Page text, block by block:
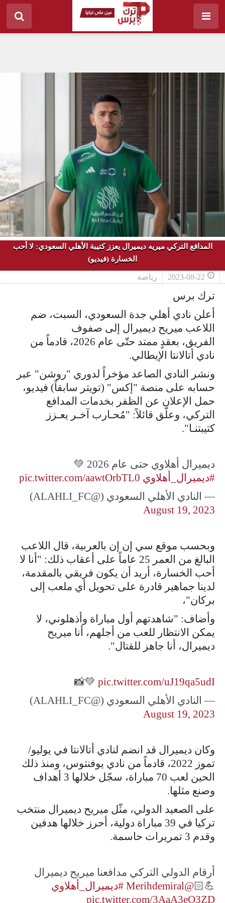
المدافع التركي ميريه ديميرال يعزز كتيبة الأهلي السعودي: لا أحب
الخسارة (فيديو)
2023-08-22 رياضة
ترك برس
أعلن نادي أهلي جدة السعودي، السبت، ضم
اللاعب ميريح ديميرال إلى صفوف
الفريق، بعقدٍ ممتد حتّى عام 2026، قادماً من
نادي أتالانتا الإيطالي.
ونشر النادي الصاعد مؤخراً لدوري "روشن" عبر
حسابه على منصة "إكس" (تويتر سابقاً) فيديو،
حمل الإعلان عن الظفر بخدمات المدافع
التركي، وعلّق قائلاً: "مُحـارب آخـر يعـزز
كتيبتنـا".
ديميرال أهلاوي حتى عام 2026 💚
#ديميرال_أهلاوي pic.twitter.com/aawtOrbTL0
— النادي الأهلي السعودي (@ALAHLI_FC)
August 19, 2023
وبحسب موقع سي إن إن بالعربية، قال اللاعب
البالغ من العمر 25 عاماً على أعقاب ذلك: "أنا لا
أحب الخسارة، أريد أن يكون فريقي بالمقدمة،
لدينا جماهير قادرة على تحويل أي ملعب إلى
بركان"،
وأضاف: "شاهدتهم أول مباراة وأذهلوني، لا
يمكن الانتظار للعب من أجلهم، أنا ميريح
ديميرال، أنا جاهز للقتال".
📸💚 pic.twitter.com/uJ19qa5udI
— النادي الأهلي السعودي (@ALAHLI_FC)
August 19, 2023
وكان ديميرال قد انضم لنادي أتالانتا في يوليو/
تموز 2022، قادماً من نادي يوفنتوس، ومنذ ذلك
الحين لعب 70 مباراة، سجّل خلالها 3 أهداف
وصنع مثلها.
على الصعيد الدولي، مثّل ميريح ديميرال منتخب
تركيا في 39 مباراة دولية، أحرز خلالها هدفين
وقدم 3 تمريرات حاسمة.
أرقام الدولي التركي مدافعنا ميريح ديميرال
💪🏻
@Merihdemiral
#ديميرال_أهلاوي
pic.twitter.com/3AaA3eO3ZD